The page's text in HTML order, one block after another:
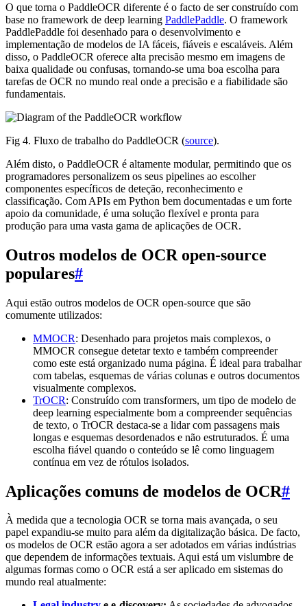
O que torna o PaddleOCR diferente é o facto de ser construído com
base no framework de deep learning PaddlePaddle. O framework
PaddlePaddle foi desenhado para o desenvolvimento e
implementação de modelos de IA fáceis, fiáveis e escaláveis. Além
disso, o PaddleOCR oferece alta precisão mesmo em imagens de
baixa qualidade ou confusas, tornando-se uma boa escolha para
tarefas de OCR no mundo real onde a precisão e a fiabilidade são
fundamentais.
Fig 4. Fluxo de trabalho do PaddleOCR (source).
Além disto, o PaddleOCR é altamente modular, permitindo que os
programadores personalizem os seus pipelines ao escolher
componentes específicos de deteção, reconhecimento e
classificação. Com APIs em Python bem documentadas e um forte
apoio da comunidade, é uma solução flexível e pronta para
produção para uma vasta gama de aplicações de OCR.
Outros modelos de OCR open-source
populares#
Aqui estão outros modelos de OCR open-source que são
comumente utilizados:
MMOCR: Desenhado para projetos mais complexos, o
MMOCR consegue detetar texto e também compreender
como este está organizado numa página. É ideal para trabalhar
com tabelas, esquemas de várias colunas e outros documentos
visualmente complexos.
TrOCR: Construído com transformers, um tipo de modelo de
deep learning especialmente bom a compreender sequências
de texto, o TrOCR destaca-se a lidar com passagens mais
longas e esquemas desordenados e não estruturados. É uma
escolha fiável quando o conteúdo se lê como linguagem
contínua em vez de rótulos isolados.
Aplicações comuns de modelos de OCR#
À medida que a tecnologia OCR se torna mais avançada, o seu
papel expandiu-se muito para além da digitalização básica. De facto,
os modelos de OCR estão agora a ser adotados em várias indústrias
que dependem de informações textuais. Aqui está um vislumbre de
algumas formas como o OCR está a ser aplicado em sistemas do
mundo real atualmente: